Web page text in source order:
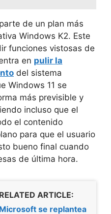
de un plan más
Windows K2. Este
funciones vistosas de
en pulir la
del sistema
Windows 11 se
más previsible y
incluso que el
el contenido
para que el usuario
bueno final cuando
de última hora.
RELATED ARTICLE:
Microsoft se replantea